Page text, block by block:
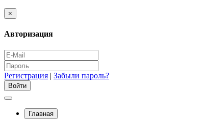
×
Авторизация
Регистрация | Забыли пароль?
Главная